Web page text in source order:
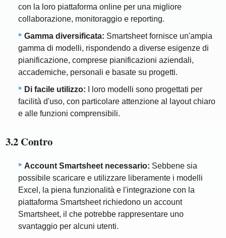
con la loro piattaforma online per una migliore
collaborazione, monitoraggio e reporting.
Gamma diversificata: Smartsheet fornisce un'ampia
gamma di modelli, rispondendo a diverse esigenze di
pianificazione, comprese pianificazioni aziendali,
accademiche, personali e basate su progetti.
Di facile utilizzo: I loro modelli sono progettati per
facilità d'uso, con particolare attenzione al layout chiaro
e alle funzioni comprensibili.
3.2 Contro
Account Smartsheet necessario: Sebbene sia
possibile scaricare e utilizzare liberamente i modelli
Excel, la piena funzionalità e l'integrazione con la
piattaforma Smartsheet richiedono un account
Smartsheet, il che potrebbe rappresentare uno
svantaggio per alcuni utenti.